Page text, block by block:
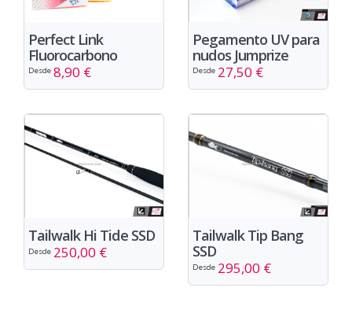
Perfect Link
Fluorocarbono
Desde 8,90 €
Pegamento UV para
nudos Jumprize
Desde 27,50 €
Tailwalk Hi Tide SSD
Desde 250,00 €
Tailwalk Tip Bang
SSD
Desde 295,00 €